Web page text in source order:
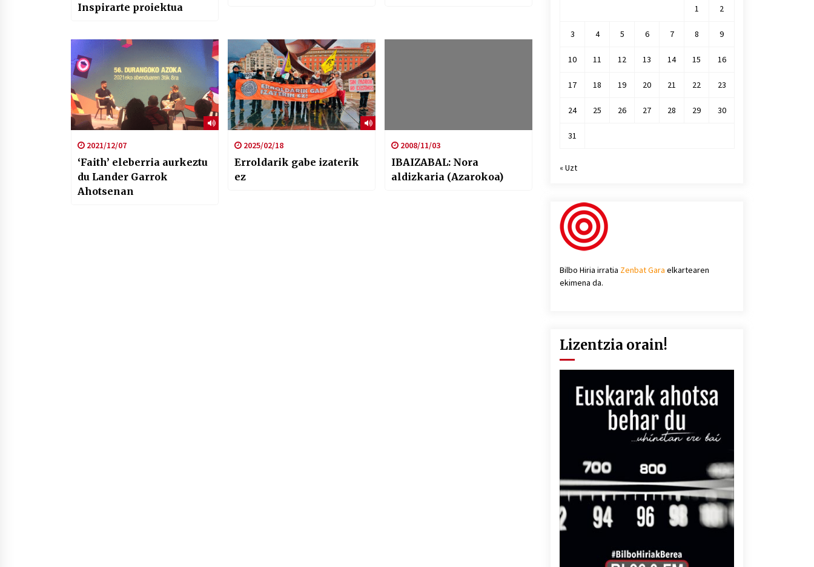
Inspirarte proiektua
2021/12/07
‘Faith’ eleberria aurkeztu
du Lander Garrok
Ahotsenan
2025/02/18
Erroldarik gabe izaterik
ez
2008/11/03
IBAIZABAL: Nora
aldizkaria (Azarokoa)
1
2
3 4 5 6 7 8 9
10 11 12 13 14 15 16
17 18 19 20 21 22 23
24 25 26 27 28 29 30
31
« Uzt
Bilbo Hiria irratia Zenbat Gara elkartearen
ekimena da.
Lizentzia orain!